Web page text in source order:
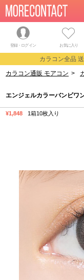
登録・ログイン お気に入り
カラコン全品
カラコン通販 モアコン >
エンジェルカラーバンビワ
¥1,848 1箱10枚入り